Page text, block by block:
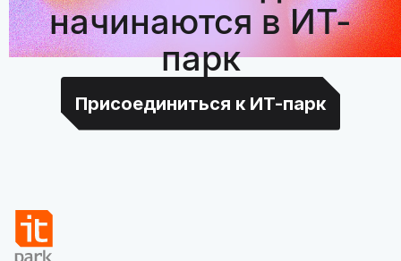
начинаются в ИТ-
парк
Присоединиться к ИТ-парк